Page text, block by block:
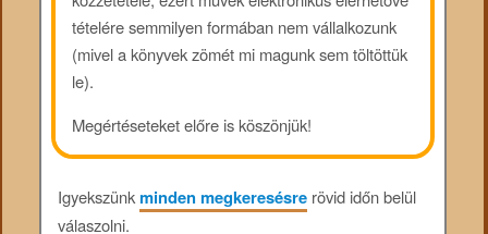
tételére semmilyen formában nem vállalkozunk
(mivel a könyvek zömét mi magunk sem töltöttük
le).
Megértéseteket előre is köszönjük!
Igyekszünkminden megkeresésrerövid időn belül
válaszolni.